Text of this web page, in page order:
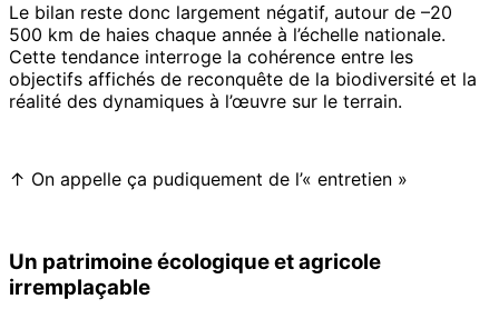
Le bilan reste donc largement négatif, autour de –20
500 km de haies chaque année à l’échelle nationale.
Cette tendance interroge la cohérence entre les
objectifs affichés de reconquête de la biodiversité et la
réalité des dynamiques à l’œuvre sur le terrain.
↑ On appelle ça pudiquement de l’« entretien »
Un patrimoine écologique et agricole
irremplaçable